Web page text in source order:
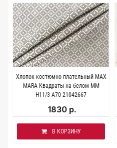
Хлопок костюмно-плательный MAX
MARA Квадраты на белом MM
H11/3 A70 21042667
1830 р.
В КОРЗИНУ